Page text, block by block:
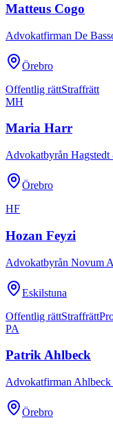
Matteus Cogo
Advokatfirman De
Örebro
Offentlig rättStraffrätt
MH
Maria Harr
Advokatbyrån
Örebro
HF
Hozan Feyzi
Advokatbyrån Novum
Eskilstuna
Offentlig rättStraffrätt
PA
Patrik Ahlbeck
Advokatfirman
Örebro